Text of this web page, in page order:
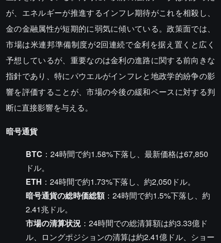
が、エネルギーが推進するインフレ期待がこれを相殺し、
金の金融属性が短期的に弱気に傾いている。政策面では、
市場は米連邦準備制度が2回連続で金利を据え置くと広く
予想しているが、重要なのは金利の進路に関する前向きな
指針であり、特にパウエルがインフレと地政学的紛争の影
響を評価することが、市場の今後の緩和ペースに対する判
断に直接影響を与える。
暗号通貨
BTC ：24時間で約1.58%下落し、最新価格は67,850
ドル。
ETH ：24時間で約1.73%下落し、約2,050ドル。
暗号通貨の総時価総額：24時間で約1.5%下落し、約
2.41兆ドル。
市場の清算状況 ：24時間での総清算額は約3.33億ド
ル、ロングポジションの清算は約2.41億ドル、ショー